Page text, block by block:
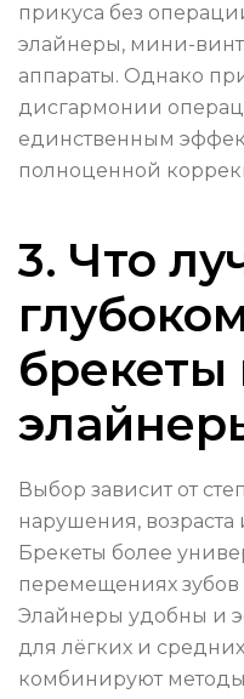
прикуса без
элайнеры, мини-
аппараты. Однако
дисгармонии
единственным
полноценной
3. Что
брекеты
Выбор зависит от
нарушения,
Брекеты более
перемещениях зубов
Элайнеры удобны и
для лёгких и
комбинируют